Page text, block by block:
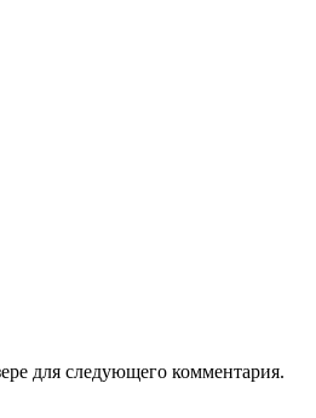
для следующего комментария.